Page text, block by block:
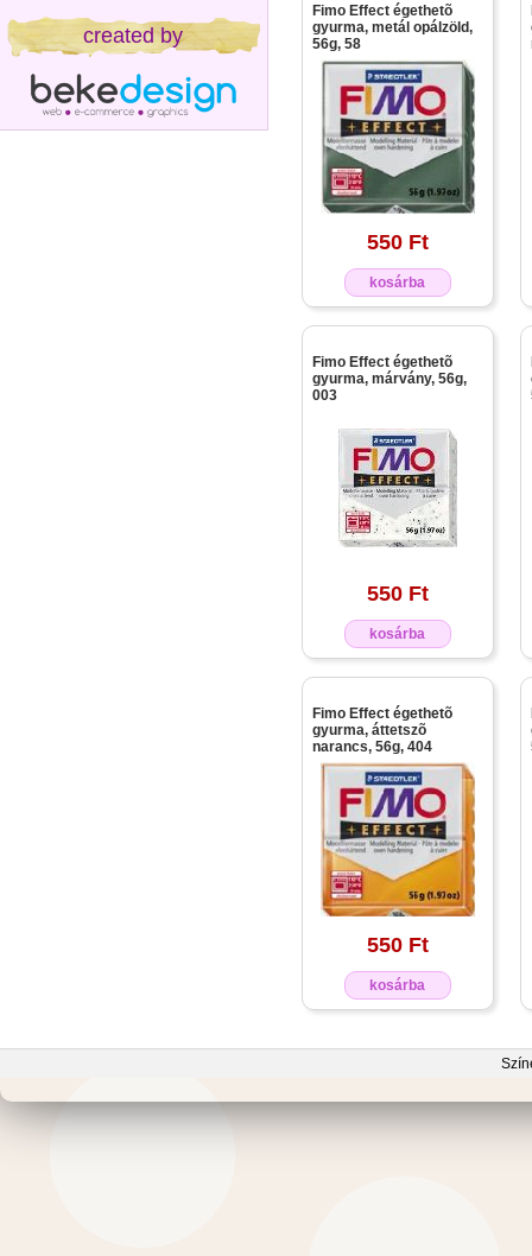
created by
Fimo Effect égethetõ
gyurma, metál opálzöld,
56g, 58
550 Ft
kosárba
Fimo Effect égethetõ
gyurma, márvány, 56g,
003
550 Ft
kosárba
Fimo Effect égethetõ
gyurma, áttetszõ
narancs, 56g, 404
550 Ft
kosárba